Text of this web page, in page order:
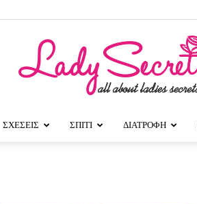
ΣΧΕΣΕΙΣ ΣΠΙΤΙ ΔΙΑΤΡΟΦΗ